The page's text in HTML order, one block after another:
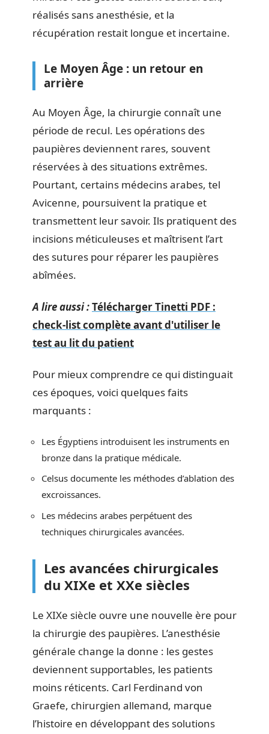
réalisés sans anesthésie, et la
récupération restait longue et incertaine.
Le Moyen Âge : un retour en
arrière
Au Moyen Âge, la chirurgie connaît une
période de recul. Les opérations des
paupières deviennent rares, souvent
réservées à des situations extrêmes.
Pourtant, certains médecins arabes, tel
Avicenne, poursuivent la pratique et
transmettent leur savoir. Ils pratiquent des
incisions méticuleuses et maîtrisent l’art
des sutures pour réparer les paupières
abîmées.
A lire aussi :Télécharger Tinetti PDF :
check-list complète avant d'utiliser le
test au lit du patient
Pour mieux comprendre ce qui distinguait
ces époques, voici quelques faits
marquants :
Les Égyptiens introduisent les instruments en
bronze dans la pratique médicale.
Celsus documente les méthodes d’ablation des
excroissances.
Les médecins arabes perpétuent des
techniques chirurgicales avancées.
Les avancées chirurgicales
du XIXe et XXe siècles
Le XIXe siècle ouvre une nouvelle ère pour
la chirurgie des paupières. L’anesthésie
générale change la donne : les gestes
deviennent supportables, les patients
moins réticents. Carl Ferdinand von
Graefe, chirurgien allemand, marque
l’histoire en développant des solutions